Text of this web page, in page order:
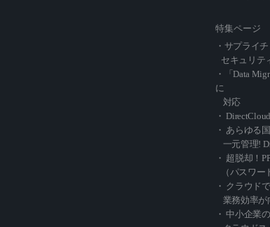
特集ページ
・サプライ
セキュリテ
・「Data
に
対応
・
・ あらゆる
一元管理!
・ 超脱却！
（パスワー
・ クラウド
業務効率が
・ 中小企業